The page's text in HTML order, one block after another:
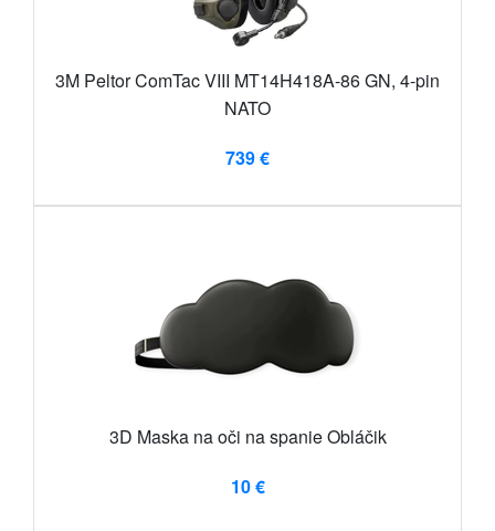
3M Peltor ComTac VIII MT14H418A-86 GN, 4-pin
NATO
739 €
3D Maska na oči na spanie Obláčik
10 €